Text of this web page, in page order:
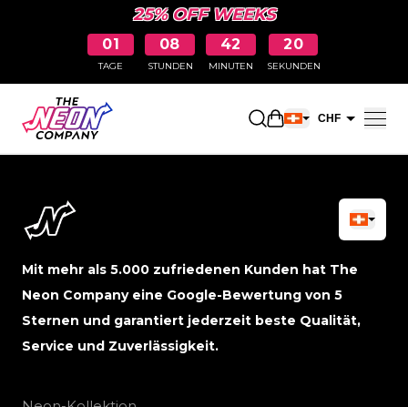
25% OFF WEEKS
01
TAGE
08
STUNDEN
42
MINUTEN
19
SEKUNDEN
Einkaufswagen
CHF
Mit mehr als 5.000 zufriedenen Kunden hat The
Neon Company eine Google-Bewertung von 5
Sternen und garantiert jederzeit beste Qualität,
Service und Zuverlässigkeit.